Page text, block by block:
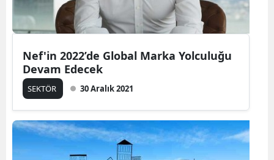
Nef'in 2022’de Global Marka Yolculuğu
Devam Edecek
SEKTÖR 30 Aralık 2021